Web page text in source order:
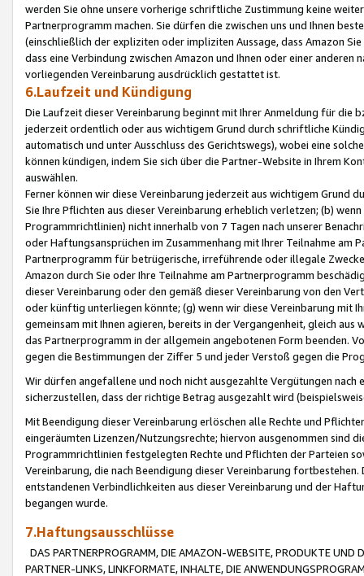
werden Sie ohne unsere vorherige schriftliche Zustimmung keine
Partnerprogramm machen. Sie dürfen die zwischen uns und Ihnen
(einschließlich der expliziten oder impliziten Aussage, dass Amazon
dass eine Verbindung zwischen Amazon und Ihnen oder einer
vorliegenden Vereinbarung ausdrücklich gestattet ist.
6.Laufzeit und Kündigung
Die Laufzeit dieser Vereinbarung beginnt mit Ihrer Anmeldung für die
jederzeit ordentlich oder aus wichtigem Grund durch schriftliche
automatisch und unter Ausschluss des Gerichtswegs), wobei eine
können kündigen, indem Sie sich über die Partner-Website in Ihrem
auswählen.
Ferner können wir diese Vereinbarung jederzeit aus wichtigem Grund
Sie Ihre Pflichten aus dieser Vereinbarung erheblich verletzen; (b)
Programmrichtlinien) nicht innerhalb von 7 Tagen nach unserer
oder Haftungsansprüchen im Zusammenhang mit Ihrer Teilnahme am
Partnerprogramm für betrügerische, irreführende oder illegale
Amazon durch Sie oder Ihre Teilnahme am Partnerprogramm
dieser Vereinbarung oder den gemäß dieser Vereinbarung von den
oder künftig unterliegen könnte; (g) wenn wir diese Vereinbarung mit
gemeinsam mit Ihnen agieren, bereits in der Vergangenheit, gleich
das Partnerprogramm in der allgemein angebotenen Form beenden.
gegen die Bestimmungen der Ziffer 5 und jeder Verstoß gegen die
Wir dürfen angefallene und noch nicht ausgezahlte Vergütungen
sicherzustellen, dass der richtige Betrag ausgezahlt wird
Mit Beendigung dieser Vereinbarung erlöschen alle Rechte und
eingeräumten Lizenzen/Nutzungsrechte; hiervon ausgenommen sind
Programmrichtlinien festgelegten Rechte und Pflichten der Parteien
Vereinbarung, die nach Beendigung dieser Vereinbarung
entstandenen Verbindlichkeiten aus dieser Vereinbarung und der
begangen wurde.
7.Haftungsausschlüsse
DAS PARTNERPROGRAMM, DIE AMAZON-WEBSITE, PRODUKTE UND
PARTNER-LINKS, LINKFORMATE, INHALTE, DIE